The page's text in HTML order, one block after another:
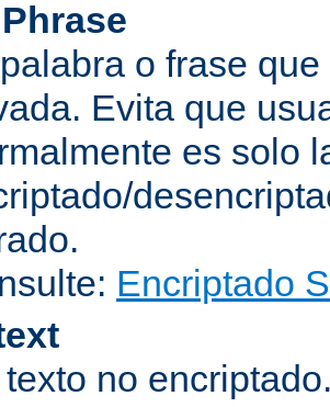
o frase
Evita que
es solo
.
Encriptado
no